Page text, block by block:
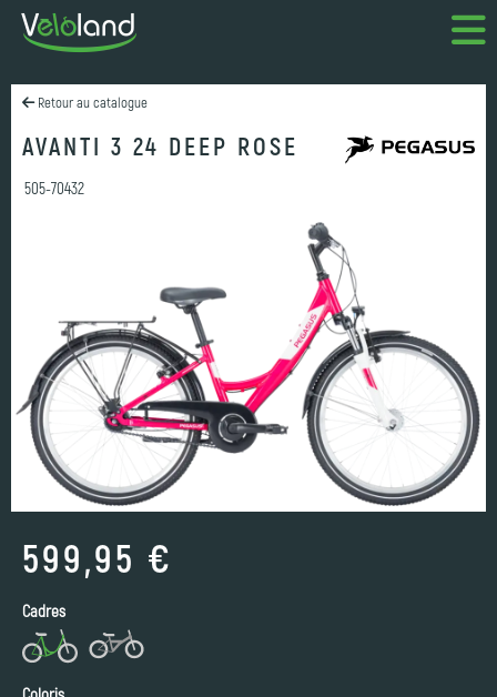
Retour au catalogue
AVANTI 3 24 DEEP ROSE
505-70432
599,95 €
Cadres